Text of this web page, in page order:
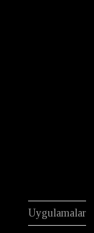
Uygulamalar